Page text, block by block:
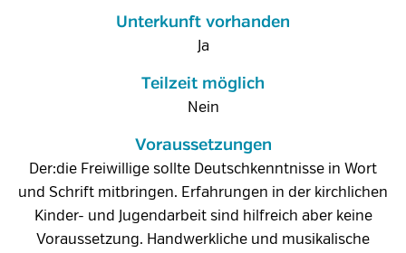
Unterkunft vorhanden
Ja
Teilzeit möglich
Nein
Voraussetzungen
Der:die Freiwillige sollte Deutschkenntnisse in Wort
und Schrift mitbringen. Erfahrungen in der kirchlichen
Kinder- und Jugendarbeit sind hilfreich aber keine
Voraussetzung. Handwerkliche und musikalische